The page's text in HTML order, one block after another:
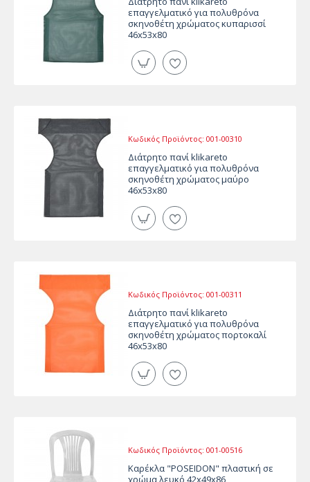
επαγγελματικό για πολυθρόνα
σκηνοθέτη χρώματος κυπαρισσί
46x53x80
Κωδικός Προϊόντος: 001-00310
Διάτρητο πανί klikareto
επαγγελματικό για πολυθρόνα
σκηνοθέτη χρώματος μαύρο
46x53x80
Κωδικός Προϊόντος: 001-00311
Διάτρητο πανί klikareto
επαγγελματικό για πολυθρόνα
σκηνοθέτη χρώματος πορτοκαλί
46x53x80
Κωδικός Προϊόντος: 001-00516
Καρέκλα "POSEIDON" πλαστική σε
χρώμα λευκό 42x49x86